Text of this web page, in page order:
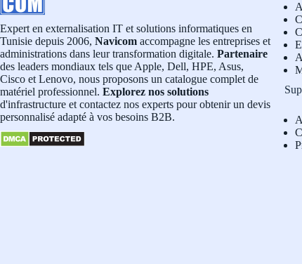
Expert en externalisation IT et solutions informatiques en
Tunisie depuis 2006, Navicom accompagne les entreprises et
administrations dans leur transformation digitale. Partenaire
des leaders mondiaux tels que Apple, Dell, HPE, Asus,
Cisco et Lenovo, nous proposons un catalogue complet de
matériel professionnel. Explorez nos solutions
d'infrastructure et contactez nos experts pour obtenir un devis
personnalisé adapté à vos besoins B2B.